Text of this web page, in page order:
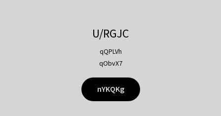
U/RGJC
qQPLVh
qObvX7
nYKQKg